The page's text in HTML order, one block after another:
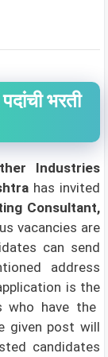
भरती
Industries
has invited
Consultant,
vacancies are
can send
address
is the
who have the
given post will
candidates